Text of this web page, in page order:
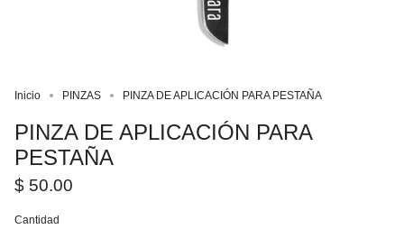
Inicio PINZAS PINZA DE APLICACIÓN PARA PESTAÑA
PINZA DE APLICACIÓN PARA
PESTAÑA
$ 50.00
Cantidad